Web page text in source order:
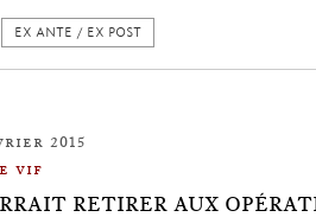
EX ANTE / EX POST
2015
vif
RETIRER AUX